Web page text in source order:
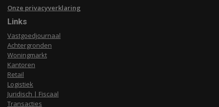
Onze privacyverklaring
Links
Vastgoedjournaal
Achtergronden
Woningmarkt
Kantoren
Retail
Logistiek
Juridisch | Fiscaal
Transacties